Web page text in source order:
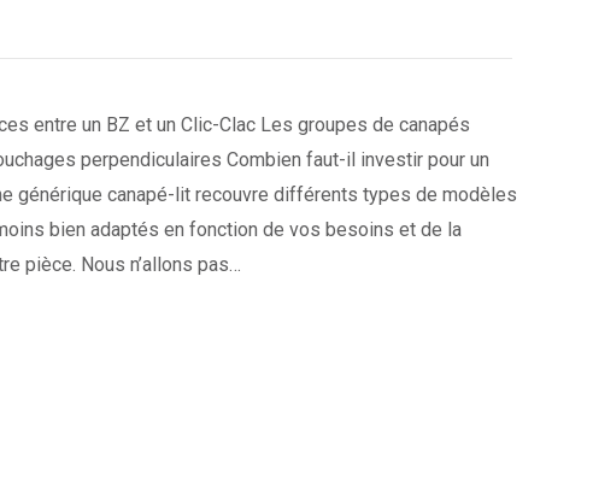
entre un BZ et un Clic-Clac Les groupes de canapés
perpendiculaires Combien faut-il investir pour un
générique canapé-lit recouvre différents types de modèles
bien adaptés en fonction de vos besoins et de la
pièce. Nous n’allons pas…